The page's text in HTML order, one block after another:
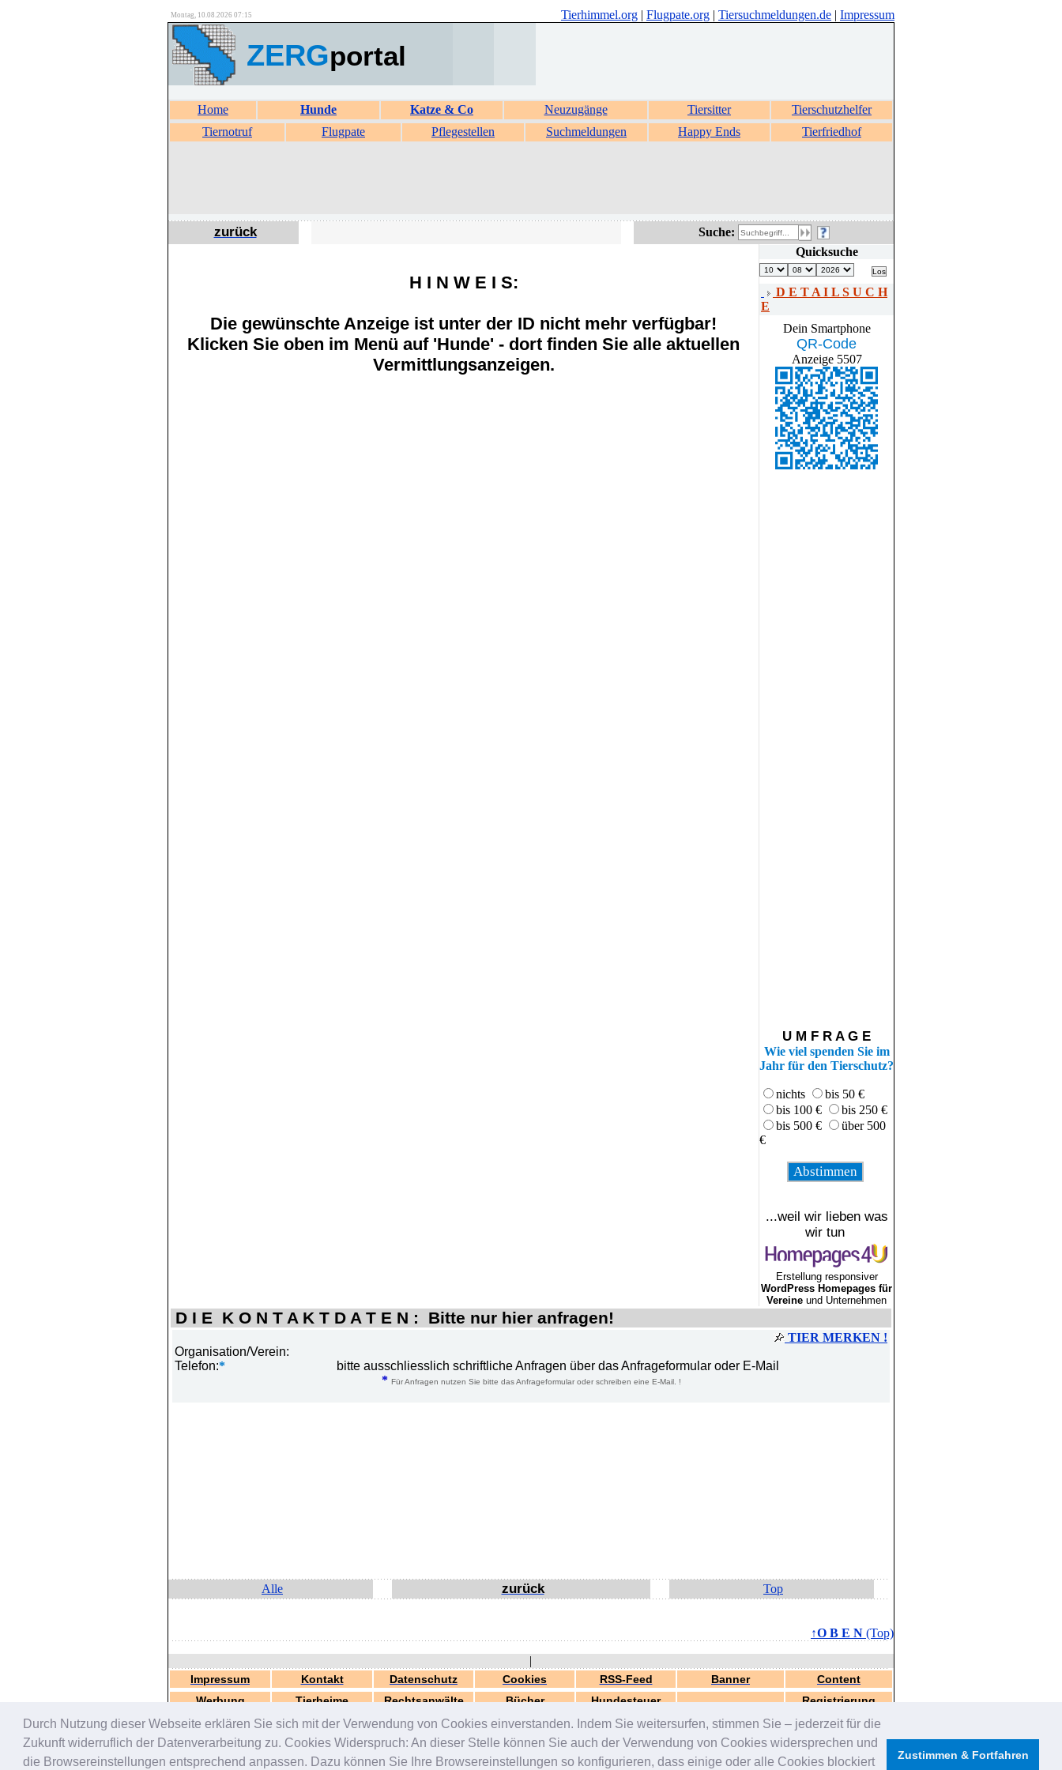
Durch Nutzung dieser Webseite erklären Sie sich mit der Verwendung von Cookies einverstanden. Indem Sie weitersurfen, stimmen Sie – jederzeit für die
Zukunft widerruflich der Datenverarbeitung zu. Cookies Widerspruch: An dieser Stelle können Sie auch der Verwendung von Cookies widersprechen und
die Browsereinstellungen entsprechend anpassen. Dazu können Sie Ihre Browsereinstellungen so konfigurieren, dass einige oder alle Cookies blockiert
Zustimmen & Fortfahren
Montag, 10.08.2026 07:15 Tierhimmel.org | Flugpate.org | Tiersuchmeldungen.de | Impressum
ZERGportal
Home Hunde Katze & Co Neuzugänge Tiersitter
Tierschutzhelfer
Tiernotruf
Flugpate Pflegestellen Suchmeldungen Happy Ends Tierfriedhof
zurück Suche:
H I N W E I S:
Die gewünschte Anzeige ist unter der ID nicht mehr verfügbar!
Klicken Sie oben im Menü auf 'Hunde' - dort finden Sie alle aktuellen
Vermittlungsanzeigen.
Quicksuche
D E T A I L S U C H
E
Dein Smartphone
QR-Code
Anzeige 5507
U M F R A G E
Wie viel spenden Sie im
Jahr für den Tierschutz?
nichts
bis 50 €
bis 100 €
bis 250 €
bis 500 €
über 500
€
...weil wir lieben was
wir tun
Erstellung responsiver
WordPress Homepages für
Vereine und Unternehmen
D I E K O N T A K T D A T E N : Bitte nur hier anfragen!
TIER MERKEN !
Organisation/Verein:
Telefon:*
bitte ausschliesslich schriftliche Anfragen über das Anfrageformular oder E-Mail
* Für Anfragen nutzen Sie bitte das Anfrageformular oder schreiben eine E-Mail. !
Alle zurück Top
↑O B E N (Top)
|
Impressum Kontakt Datenschutz Cookies RSS-Feed Banner
Content
Werbung
Tierheime Rechtsanwälte Bücher Hundesteuer Registrierung
generiert in 0.03 Sek.
© 2000-2026 by
ZERGportal